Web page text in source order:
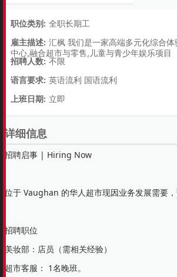
职位类别: 全职长期工
雇主描述: 汇枫 我们是一家高端多元化综合体
中心,融合超市与零售,儿童与青少年娱乐项目
招聘人数: 不限
语言要求: 英语流利 国语流利
上班日期: 立即
详细信息
招聘启事 | Hiring Now
位于 Vaughan 的华人超市现因业务发展需要
招聘职位
美妆部：店员（需相关经验）
超市客服： 1名晚班。